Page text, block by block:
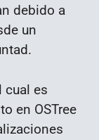
debido a
un
cual es
en OSTree